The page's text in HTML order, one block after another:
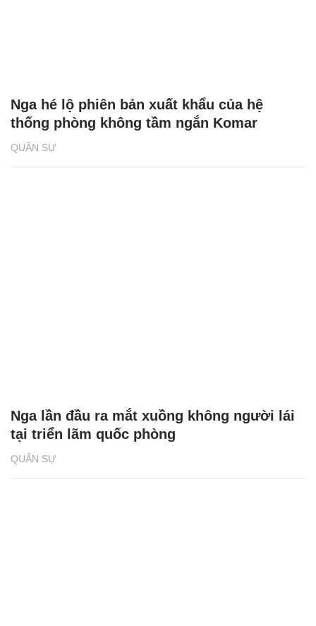
QUÂN SỰ
Nga hé lộ phiên bản xuất khẩu của hệ
thống phòng không tầm ngắn Komar
QUÂN SỰ
Nga lần đầu ra mắt xuồng không người lái
tại triển lãm quốc phòng